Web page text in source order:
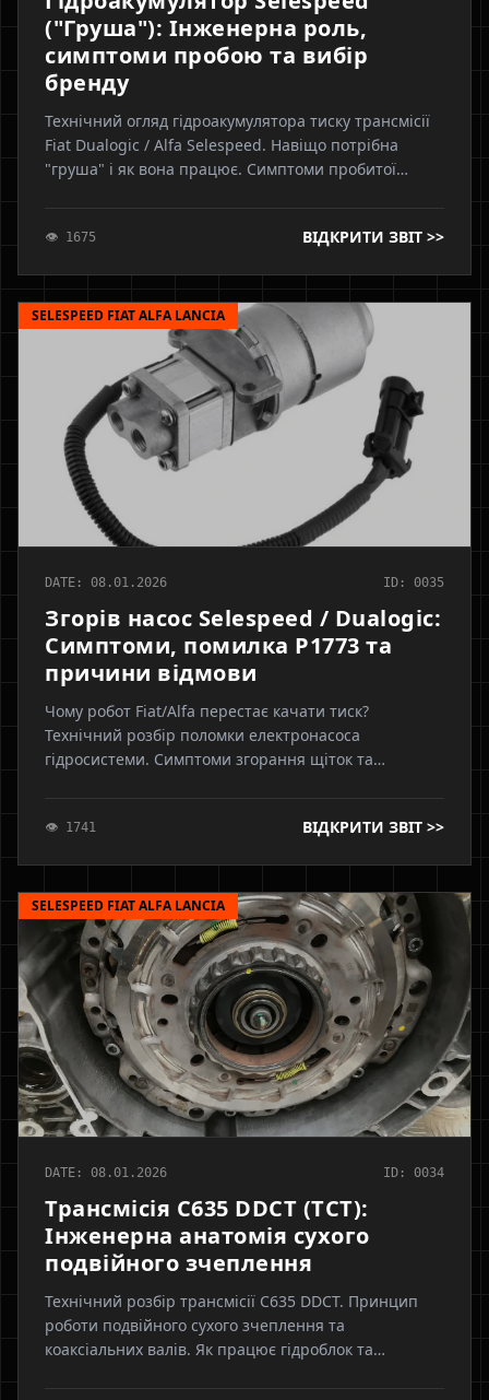
("Груша"): Інженерна роль,
симптоми пробою та вибір
бренду
Технічний огляд гідроакумулятора тиску трансмісії
Fiat Dualogic / Alfa Selespeed. Навіщо потрібна
"груша" і як вона працює. Симптоми пробитої
оригінал Magneti Marelli.
👁 1675 ВІДКРИТИ ЗВІТ >>
SELESPEED FIAT ALFA LANCIA
DATE: 08.01.2026 ID: 0035
Згорів насос Selespeed / Dualogic:
Симптоми, помилка P1773 та
причини відмови
Чому робот Fiat/Alfa перестає качати тиск?
Технічний розбір поломки електронасоса
гідросистеми. Симптоми згорання щіток та
оригінальних помп Magneti Marelli та китайських
👁 1741 ВІДКРИТИ ЗВІТ >>
SELESPEED FIAT ALFA LANCIA
DATE: 08.01.2026 ID: 0034
Трансмісія C635 DDCT (TCT):
Інженерна анатомія сухого
подвійного зчеплення
Технічний розбір трансмісії C635 DDCT. Принцип
роботи подвійного сухого зчеплення та
коаксіальних валів. Як працює гідроблок та